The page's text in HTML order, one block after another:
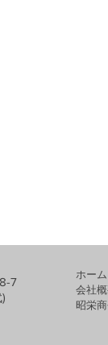
7
ホーム
会社
昭栄